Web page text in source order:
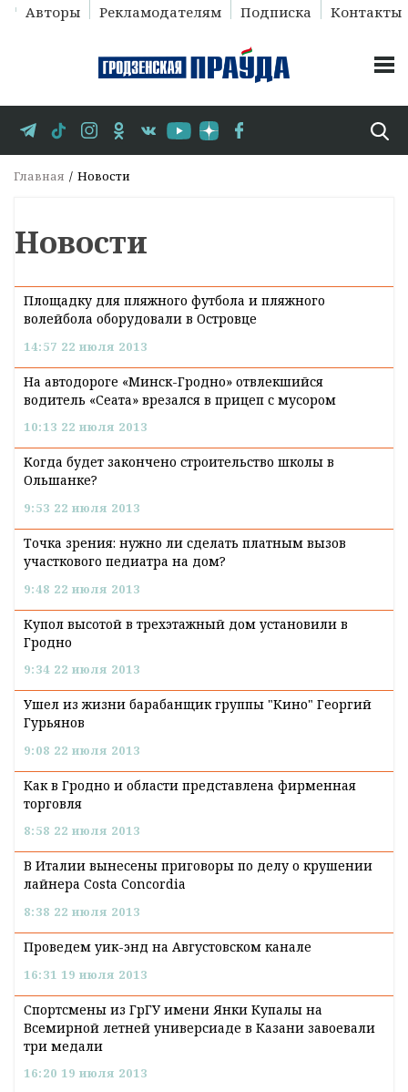
Авторы Рекламодателям Подписка Контакты
Главная Новости
Новости
Площадку для пляжного футбола и пляжного
волейбола оборудовали в Островце
14:57 22 июля 2013
На автодороге «Минск-Гродно» отвлекшийся
водитель «Сеата» врезался в прицеп с мусором
10:13 22 июля 2013
Когда будет закончено строительство школы в
Ольшанке?
9:53 22 июля 2013
Точка зрения: нужно ли сделать платным вызов
участкового педиатра на дом?
9:48 22 июля 2013
Купол высотой в трехэтажный дом установили в
Гродно
9:34 22 июля 2013
Ушел из жизни барабанщик группы "Кино" Георгий
Гурьянов
9:08 22 июля 2013
Как в Гродно и области представлена фирменная
торговля
8:58 22 июля 2013
В Италии вынесены приговоры по делу о крушении
лайнера Costa Concordia
8:38 22 июля 2013
Проведем уик-энд на Августовском канале
16:31 19 июля 2013
Спортсмены из ГрГУ имени Янки Купалы на
Всемирной летней универсиаде в Казани завоевали
три медали
16:20 19 июля 2013